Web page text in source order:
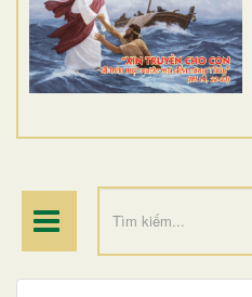
BAN MỤC VỤ
ĐOÀN THỂ CG